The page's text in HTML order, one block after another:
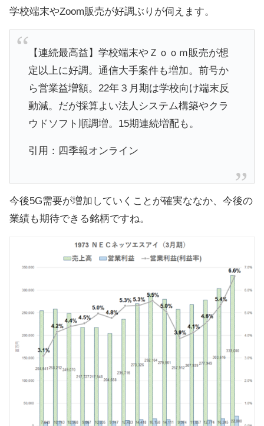
学校端末やZoom販売が好調ぶりが伺えます。
【連続最高益】学校端末やＺｏｏｍ販売が想
定以上に好調。通信大手案件も増加。前号か
ら営業益増額。22年３月期は学校向け端末反
動減。だが採算よい法人システム構築やクラ
ウドソフト順調増。15期連続増配も。
引用：四季報オンライン
今後5G需要が増加していくことが確実ななか、今後の
業績も期待できる銘柄ですね。